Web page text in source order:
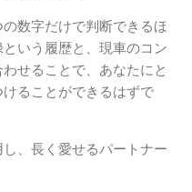
数字だけで判断できるほ
いう履歴と、現車のコン
せることで、あなたにと
ることができるはずで
、長く愛せるパートナー